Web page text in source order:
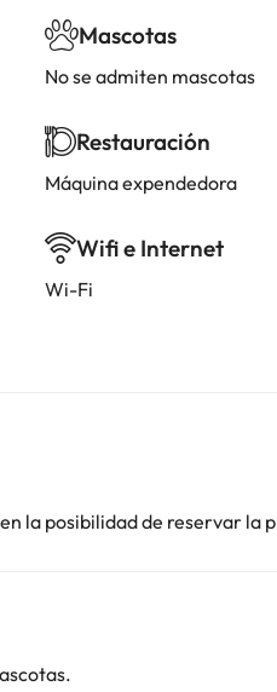
Mascotas
No se admiten mascotas
Restauración
Máquina expendedora
Wifi e Internet
Wi-Fi
la posibilidad de reservar la